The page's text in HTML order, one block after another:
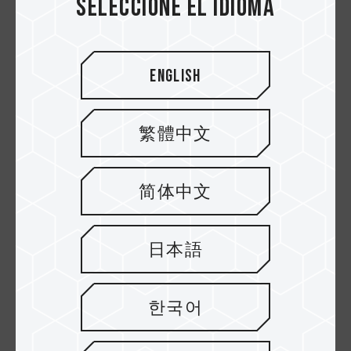
Se ajusta cómodamente entre los
dedos pulgar e índice
Con un grosor de solo 9.5 mm, el diseño
compacto de la C141 cabe fácilmente en el
bolsillo o en un bolso para computadora.
Velocidad y capacidad
La unidad flash USB C141, que combina una
textura brillante y una capacidad amplia, ofrece
una gran cantidad de espacio de
almacenamiento en una unidad USB con un
diseño exterior optimizado. Disponible en
tamaños de hasta 64 GB, la unidad flash puede
Seleccione el idioma
English
繁體中文
简体中文
日本語
한국어